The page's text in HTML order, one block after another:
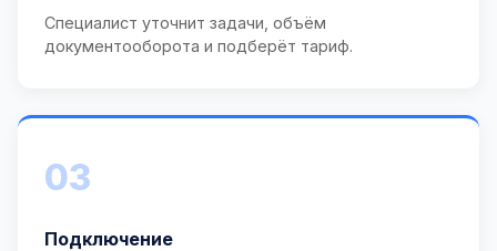
Специалист уточнит задачи, объём
документооборота и подберёт тариф.
03
Подключение